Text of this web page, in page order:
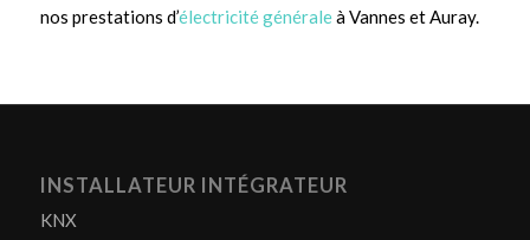
nos prestations d’électricité généraleà Vannes et Auray.
INSTALLATEUR INTÉGRATEUR
KNX